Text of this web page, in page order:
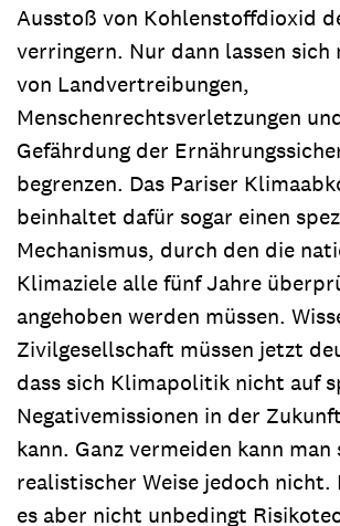
Ausstoß von Kohlenstoffdioxid
verringern. Nur dann lassen sich
von Landvertreibungen,
Menschenrechtsverletzungen
Gefährdung der
begrenzen. Das Pariser
beinhaltet dafür sogar einen
Mechanismus, durch den die
Klimaziele alle fünf Jahre
angehoben werden müssen.
Zivilgesellschaft müssen jetzt
dass sich Klimapolitik nicht auf
Negativemissionen in der
kann. Ganz vermeiden kann man
realistischer Weise jedoch
es aber nicht unbedingt